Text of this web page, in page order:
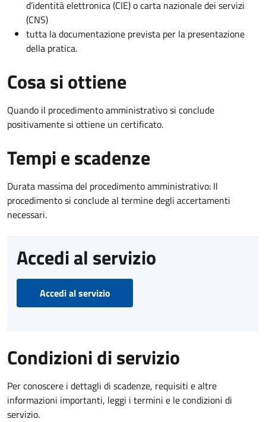
d’identità elettronica (CIE) o carta nazionale dei servizi
(CNS)
tutta la documentazione prevista per la presentazione
della pratica.
Cosa si ottiene
Quando il procedimento amministrativo si conclude
positivamente si ottiene un certificato.
Tempi e scadenze
Durata massima del procedimento amministrativo: Il
procedimento si conclude al termine degli accertamenti
necessari.
Accedi al servizio
Accedi al servizio
Condizioni di servizio
Per conoscere i dettagli di scadenze, requisiti e altre
informazioni importanti, leggi i termini e le condizioni di
servizio.